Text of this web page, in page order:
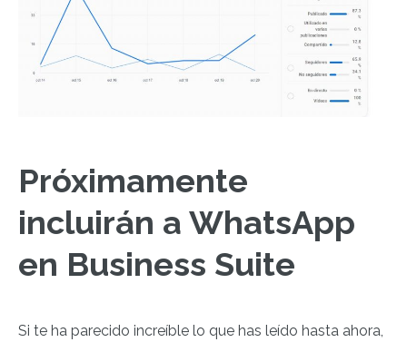
Próximamente
incluirán a WhatsApp
en Business Suite
Si te ha parecido increíble lo que has leído hasta ahora,